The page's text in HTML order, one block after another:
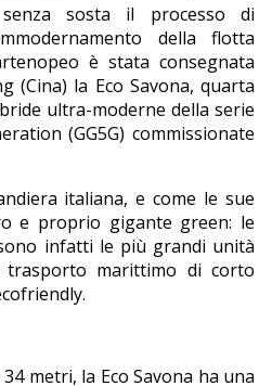
sosta il processo di
della flotta
è stata consegnata
(Cina) la Eco Savona, quarta
ultra-moderne della serie
(GG5G) commissionate
italiana, e come le sue
e proprio gigante green: le
infatti le più grandi unità
marittimo di corto
metri, la Eco Savona ha una